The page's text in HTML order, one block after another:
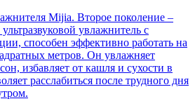
Mijia. Второе поколение –
увлажнитель с
способен эффективно работать на
метров. Он увлажняет
избавляет от кашля и сухости в
расслабиться после трудного дня